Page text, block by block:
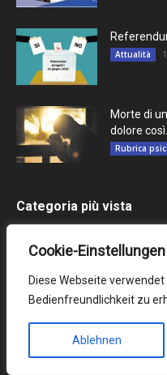
Cookie-Einstellungen
Diese Webseite verwendet
Bedienfreundlichkeit zu
Ablehnen
Attualità
Morte di
dolore
Rubrica
Categoria più vista
Archivio
Attualità
Italiani all'estero